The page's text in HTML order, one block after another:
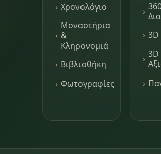
Χρονολόγιο
Μοναστήρια
&
Κληρονομιά
Βιβλιοθήκη
Φωτογραφίες
3D
3D